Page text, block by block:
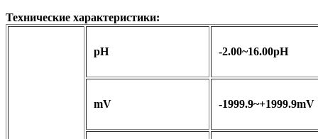
Технические характеристики:
pH -2.00~16.00pH
mV -1999.9~+1999.9mV